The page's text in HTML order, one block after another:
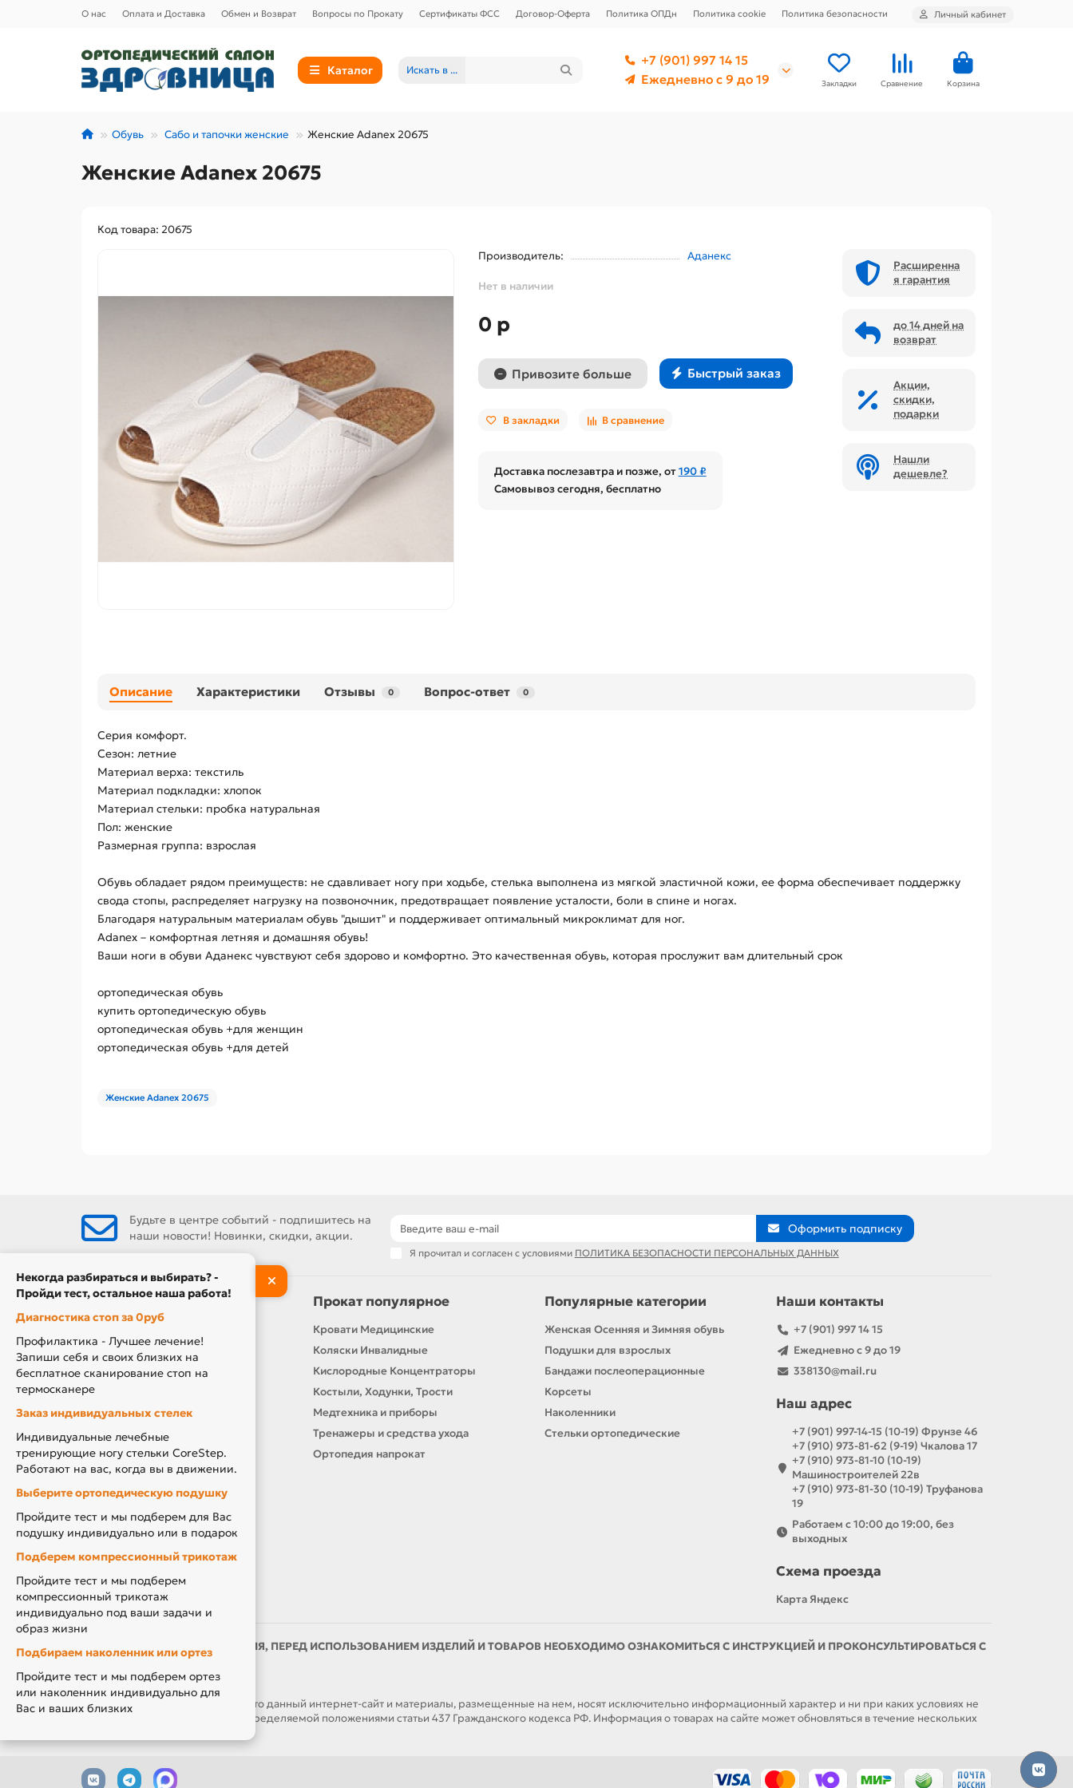
О нас Оплата и Доставка Обмен и Возврат Вопросы по Прокату Сертификаты ФСС Договор-Оферта Политика ОПДн Политика cookie Политика безопасности Личный кабинет
Каталог Искать в ...
+7 (901) 997 14 15
Ежедневно с 9 до 19
Закладки Сравнение Корзина
Обувь Сабо и тапочки женские Женские Adanex 20675
Женские Adanex 20675
Код товара: 20675
Производитель:
Аданекс
Нет в наличии
0 р
Привозите больше Быстрый заказ
В закладки В сравнение
Доставка послезавтра и позже, от190 ₽
Самовывоз сегодня, бесплатно
Расширенна
я гарантия
до 14 дней на
возврат
Акции,
скидки,
подарки
Нашли
дешевле?
Описание Характеристики Отзывы 0 Вопрос-ответ 0
Серия комфорт.
Сезон: летние
Материал верха: текстиль
Материал подкладки: хлопок
Материал стельки: пробка натуральная
Пол: женские
Размерная группа: взрослая
Обувь обладает рядом преимуществ: не сдавливает ногу при ходьбе, стелька выполнена из мягкой эластичной кожи, ее форма обеспечивает поддержку
свода стопы, распределяет нагрузку на позвоночник, предотвращает появление усталости, боли в спине и ногах.
Благодаря натуральным материалам обувь "дышит" и поддерживает оптимальный микроклимат для ног.
Adanex – комфортная летняя и домашняя обувь!
Ваши ноги в обуви Аданекс чувствуют себя здорово и комфортно. Это качественная обувь, которая прослужит вам длительный срок
ортопедическая обувь
купить ортопедическую обувь
ортопедическая обувь +для женщин
ортопедическая обувь +для детей
Женские Adanex 20675
Будьте в центре событий - подпишитесь на
наши новости! Новинки, скидки, акции.
Оформить подписку
Я прочитал и согласен с условиями ПОЛИТИКА БЕЗОПАСНОСТИ ПЕРСОНАЛЬНЫХ ДАННЫХ
Информация
О нас
Производители
Новости
Оплата и доставка
Подарочный сертификат
Товары по Акции
Акция Вторая Жизнь
Акция Скидка за Отзыв
Компенсация за ТСР
Прокат популярное
Кровати Медицинские
Коляски Инвалидные
Кислородные Концентраторы
Костыли, Ходунки, Трости
Медтехника и приборы
Тренажеры и средства ухода
Ортопедия напрокат
Популярные категории
Женская Осенняя и Зимняя обувь
Подушки для взрослых
Бандажи послеоперационные
Корсеты
Наколенники
Стельки ортопедические
Наши контакты
+7 (901) 997 14 15
Ежедневно с 9 до 19
338130@mail.ru
Наш адрес
+7 (901) 997-14-15 (10-19) Фрунзе 46
+7 (910) 973-81-62 (9-19) Чкалова 17
+7 (910) 973-81-10 (10-19)
Машиностроителей 22в
+7 (910) 973-81-30 (10-19) Труфанова
19
Работаем с 10:00 до 19:00, без
выходных
Схема проезда
Карта Яндекс
ИМЕЮТСЯ ПРОТИВОПОКАЗАНИЯ, ПЕРЕД ИСПОЛЬЗОВАНИЕМ ИЗДЕЛИЙ И ТОВАРОВ НЕОБХОДИМО ОЗНАКОМИТЬСЯ С ИНСТРУКЦИЕЙ И ПРОКОНСУЛЬТИРОВАТЬСЯ С
ВРАЧОМ
ОБРАЩАЕМ ВАШЕ ВНИМАНИЕ, что данный интернет-сайт и материалы, размещенные на нем, носят исключительно информационный характер и ни при каких условиях не
являются публичной офертой, определяемой положениями статьи 437 Гражданского кодекса РФ. Информация о товарах на сайте может обновляться в течение нескольких
Некогда разбираться и выбирать? -
Пройди тест, остальное наша работа!
Диагностика стоп за 0руб
Профилактика - Лучшее лечение!
Запиши себя и своих близких на
бесплатное сканирование стоп на
термосканере
Заказ индивидуальных стелек
Индивидуальные лечебные
тренирующие ногу стельки CoreStep.
Работают на вас, когда вы в движении.
Выберите ортопедическую подушку
Пройдите тест и мы подберем для Вас
подушку индивидуально или в подарок
Подберем компрессионный трикотаж
Пройдите тест и мы подберем
компрессионный трикотаж
индивидуально под ваши задачи и
образ жизни
Подбираем наколенник или ортез
Пройдите тест и мы подберем ортез
или наколенник индивидуально для
Вас и ваших близких